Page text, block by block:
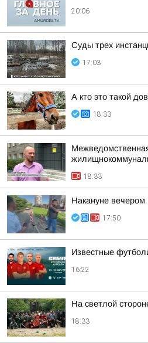
20:06
Суды трех
17:03
А кто это такой
18:33
18:33
Накануне вечером
17:50
Известные
16:22
На светлой
18:33